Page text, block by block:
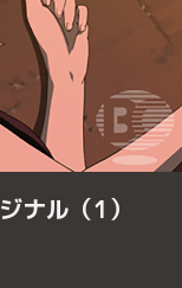
ナル（1）